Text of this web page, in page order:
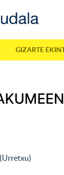
GIZARTE